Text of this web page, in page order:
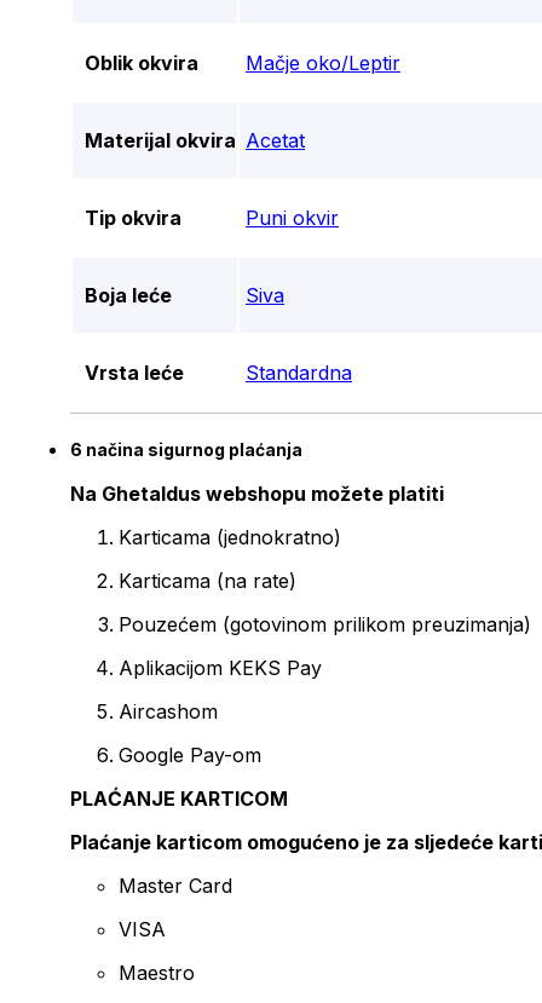
Oblik okvira Mačje oko/Leptir
Materijal okvira Acetat
Tip okvira Puni okvir
Boja leće Siva
Vrsta leće Standardna
6 načina sigurnog plaćanja
Na Ghetaldus webshopu možete platiti
Karticama (jednokratno)
Karticama (na rate)
Pouzećem (gotovinom prilikom preuzimanja)
Aplikacijom KEKS Pay
Aircashom
Google Pay-om
PLAĆANJE KARTICOM
Plaćanje karticom omogućeno je za sljedeće
Master Card
VISA
Maestro